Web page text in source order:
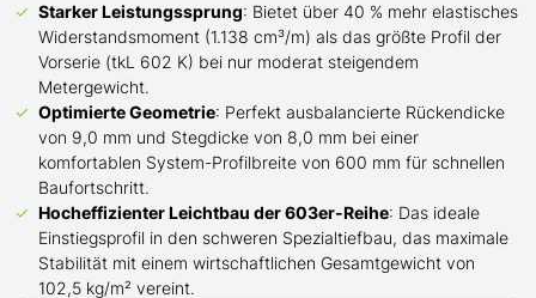
Starker Leistungssprung: Bietet über 40 % mehr elastisches
Widerstandsmoment (1.138 cm³/m) als das größte Profil der
Vorserie (tkL 602 K) bei nur moderat steigendem
Metergewicht.
Optimierte Geometrie: Perfekt ausbalancierte Rückendicke
von 9,0 mm und Stegdicke von 8,0 mm bei einer
komfortablen System-Profilbreite von 600 mm für schnellen
Baufortschritt.
Hocheffizienter Leichtbau der 603er-Reihe: Das ideale
Einstiegsprofil in den schweren Spezialtiefbau, das maximale
Stabilität mit einem wirtschaftlichen Gesamtgewicht von
102,5 kg/m² vereint.